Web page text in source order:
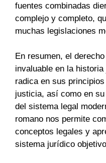
fuentes combinadas
complejo y completo,
muchas legislaciones
En resumen, el
invaluable en la
radica en sus
justicia, así como en
del sistema legal
romano nos permite
conceptos legales y
sistema jurídico